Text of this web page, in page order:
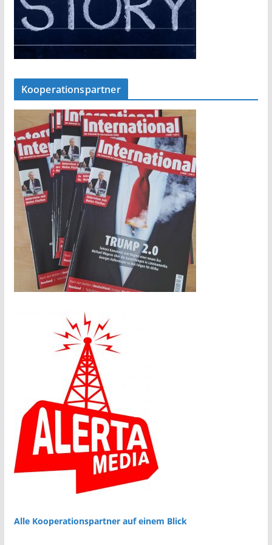
Kooperationspartner
Alle Kooperationspartner auf einem Blick